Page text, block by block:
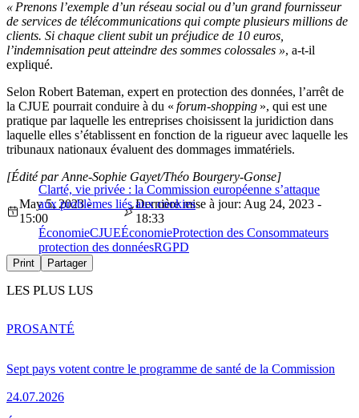
« Prenons l’exemple d’un réseau social ou d’un grand fournisseur
de services de télécommunications qui compte plusieurs millions de
clients. Si chaque client subit un préjudice de 10 euros,
l’indemnisation peut atteindre des sommes colossales », a-t-il
expliqué.
Selon Robert Bateman, expert en protection des données, l’arrêt de
la CJUE pourrait conduire à du « forum-shopping », qui est une
pratique par laquelle les entreprises choisissent la juridiction dans
laquelle elles s’établissent en fonction de la rigueur avec laquelle les
tribunaux nationaux évaluent des dommages immatériels.
Clarté, vie privée : la Commission européenne s’attaque
aux problèmes liés aux cookies
[Édité par Anne-Sophie Gayet/Théo Bourgery-Gonse]
May 5, 2023 -
15:00
Dernière mise à jour: Aug 24, 2023 -
18:33
ÉconomieCJUEÉconomieProtection des Consommateurs
protection des donnéesRGPD
Print Partager
LES PLUS LUS
Sept pays votent contre le programme de santé de la Commission
24.07.2026
PROSANTÉ